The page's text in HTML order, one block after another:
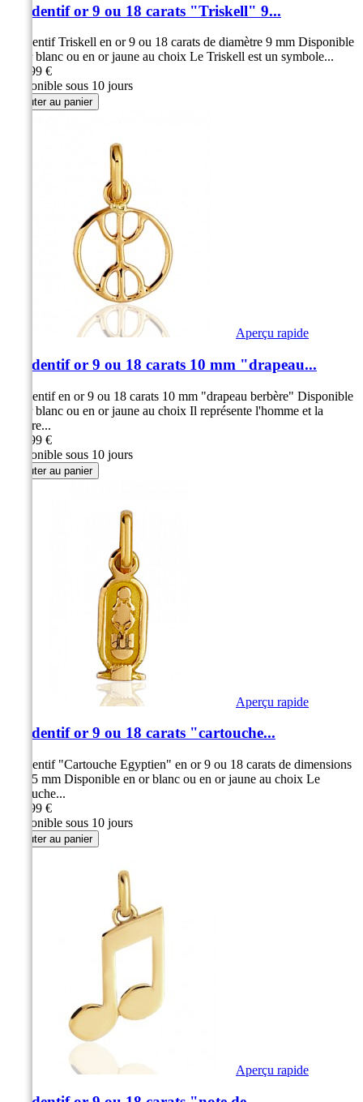
Pendentif or 9 ou 18 carats "Triskell" 9...
Pendentif Triskell en or 9 ou 18 carats de diamètre 9 mm Disponible
en or blanc ou en or jaune au choix Le Triskell est un symbole...
139,99 €
Disponible sous 10 jours
Ajouter au panier
Aperçu rapide
Pendentif or 9 ou 18 carats 10 mm "drapeau...
Pendentif en or 9 ou 18 carats 10 mm "drapeau berbère" Disponible
en or blanc ou en or jaune au choix Il représente l'homme et la
culture...
139,99 €
Disponible sous 10 jours
Ajouter au panier
Aperçu rapide
Pendentif or 9 ou 18 carats "cartouche...
Pendentif "Cartouche Egyptien" en or 9 ou 18 carats de dimensions
11 x 5 mm Disponible en or blanc ou en or jaune au choix Le
cartouche...
149,99 €
Disponible sous 10 jours
Ajouter au panier
Aperçu rapide